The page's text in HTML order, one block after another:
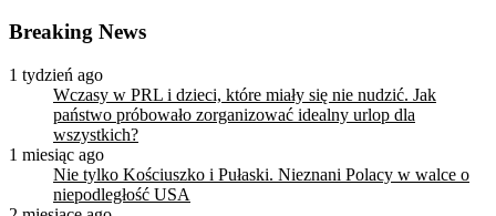
Breaking News
1 tydzień ago
Wczasy w PRL i dzieci, które miały się nie nudzić. Jak
państwo próbowało zorganizować idealny urlop dla
wszystkich?
1 miesiąc ago
Nie tylko Kościuszko i Pułaski. Nieznani Polacy w walce o
niepodległość USA